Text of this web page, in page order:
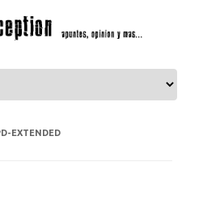
EXTENDED